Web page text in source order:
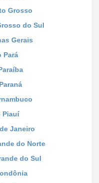
Grosso
do Sul
Gerais
Pará
Piauí
Janeiro
do Norte
do Sul